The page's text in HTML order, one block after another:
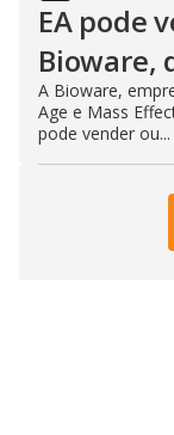
EA pode
Bioware,
A Bioware,
Age e Mass
pode vender ou...